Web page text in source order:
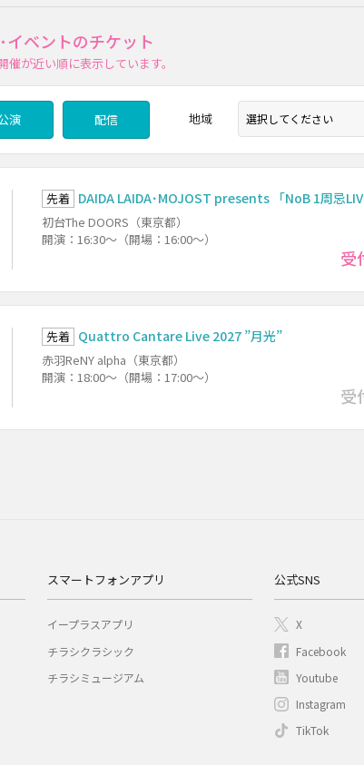
イベントのチケット
催が近い順に表示しています。
演 配信 地域
先着 DAIDA LAIDA･MOJOST presents 「NoB 1周忌
初台The DOORS（東京都）
開演：16:30～（開場：16:00～）
受
先着 Quattro Cantare Live 2027 ”月光”
赤羽ReNY alpha（東京都）
開演：18:00～（開場：17:00～）
受
スマートフォンアプリ
イープラスアプリ
チラシクラシック
チラシミュージアム
公式SNS
X
Facebook
Youtube
Instagram
TikTok